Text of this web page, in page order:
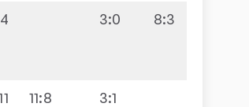
3:0 8:3
11:8 3:1